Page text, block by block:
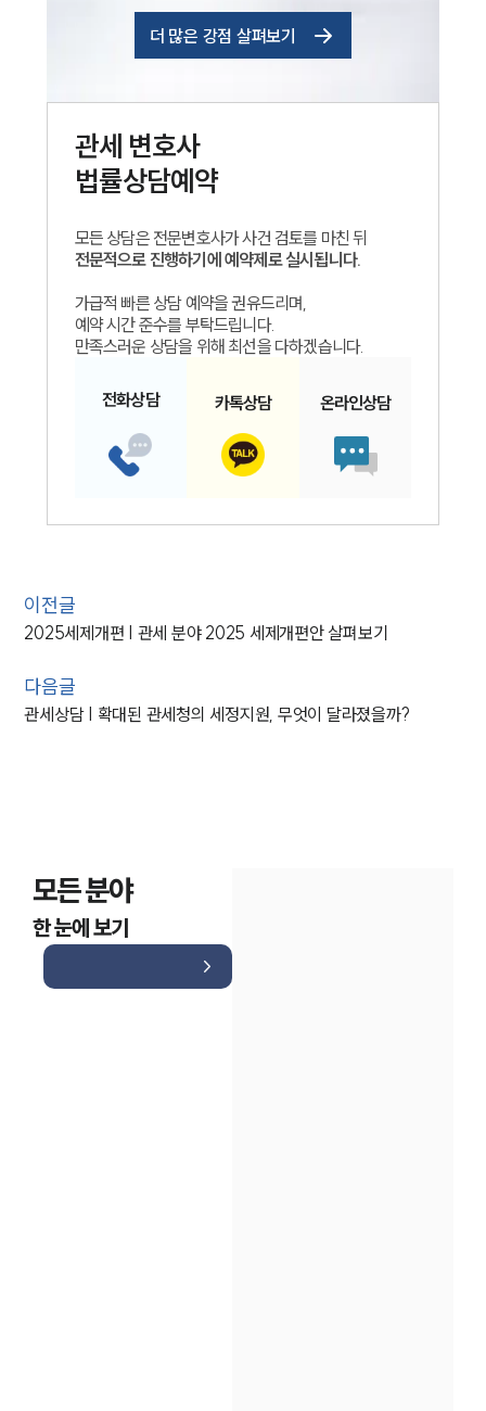
더 많은 강점 살펴보기
관세 변호사
법률상담예약
모든 상담은 전문변호사가 사건 검토를 마친 뒤
전문적으로 진행하기에 예약제로 실시됩니다.
가급적 빠른 상담 예약을 권유드리며,
예약 시간 준수를 부탁드립니다.
만족스러운 상담을 위해 최선을 다하겠습니다.
전화상담 카톡상담 온라인상담
이전글
2025세제개편 | 관세 분야 2025 세제개편안 살펴보기
다음글
관세상담 | 확대된 관세청의 세정지원, 무엇이 달라졌을까?
모든 분야
한 눈에 보기